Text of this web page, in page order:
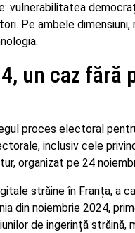
vulnerabilitatea
Pe ambele
un caz fără
proces electoral
inclusiv cele
organizat pe 24
străine în Franța, a
din noiembrie 2024,
de ingerință străină,